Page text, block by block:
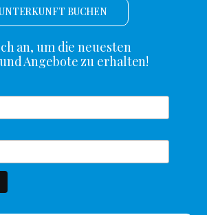
BUCHEN
an, um die neuesten
Angebote zu erhalten!